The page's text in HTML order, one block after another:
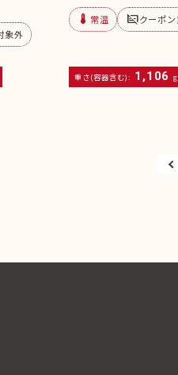
象外
device_thermostat 常温 subtitles_offクーポ
重さ(容器含む): 1,106 g